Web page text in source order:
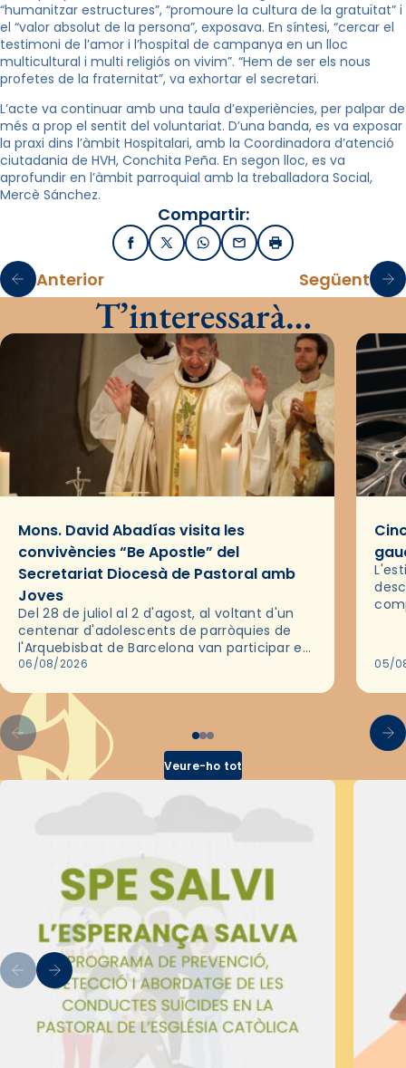
“humanitzar estructures”, “promoure la cultura de la gratuïtat” i
el “valor absolut de la persona”, exposava. En síntesi, “cercar el
testimoni de l’amor i l’hospital de campanya en un lloc
multicultural i multi religiós on vivim”. “Hem de ser els nous
profetes de la fraternitat”, va exhortar el secretari.
L’acte va continuar amb una taula d’experiències, per palpar de
més a prop el sentit del voluntariat. D’una banda, es va exposar
la praxi dins l’àmbit Hospitalari, amb la Coordinadora d’atenció
ciutadania de HVH, Conchita Peña. En segon lloc, es va
aprofundir en l’àmbit parroquial amb la treballadora Social,
Mercè Sánchez.
Compartir:
FacebookX / TwitterWhatsApp
EmailImprimir
Anterior Següent
T’interessarà…
Mons. David Abadías visita les
convivències “Be Apostle” del
Secretariat Diocesà de Pastoral amb
Joves
Del 28 de juliol al 2 d'agost, al voltant d'un
centenar d'adolescents de parròquies de
l'Arquebisbat de Barcelona van participar en
les convivències Be Apostle, organitzades
06/08/2026 05/
Veure-ho tot